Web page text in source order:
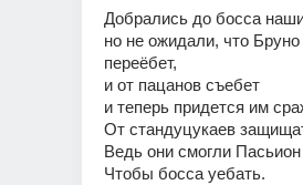
Добрались до босса
но не ожидали, что
переёбет,
и от пацанов съебет
и теперь придется им
От стандуцукаев
Ведь они смогли
Чтобы босса уебать.